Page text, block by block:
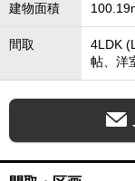
建物面積
間取
4LDK
帖、洋